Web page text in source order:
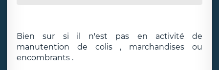
Bien sur si il n'est pas en activité de
manutention de colis , marchandises ou
encombrants .